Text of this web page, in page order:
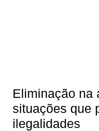
Eliminação na
situações que
ilegalidades